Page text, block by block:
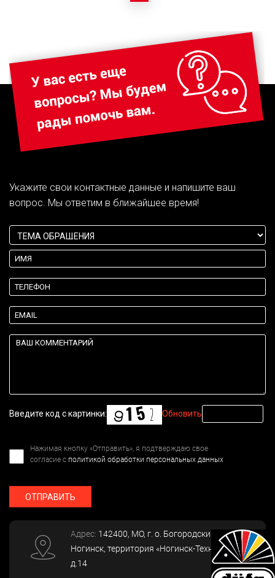
Укажите свои контактные данные и напишите ваш
вопрос. Мы ответим в ближайшее время!
Введите код с картинки: Обновить
Нажимая кнопку «Отправить», я подтверждаю свое
согласие с политикой обработки персональных данных
ОТПРАВИТЬ
Адрес: 142400, МО, г. о. Богородский, г.
Ногинск, территория «Ногинск-Технопарк»,
д.14